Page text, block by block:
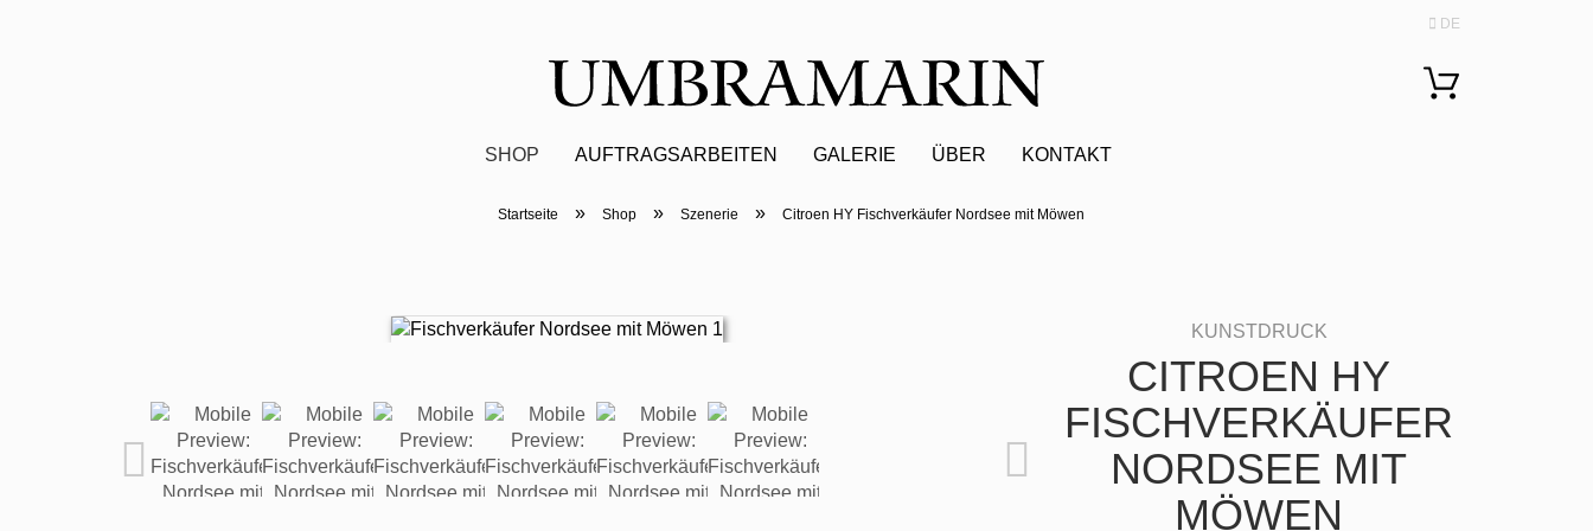
DE
SHOP AUFTRAGSARBEITEN GALERIE ÜBER KONTAKT
Startseite » Shop » Szenerie » Citroen HY Fischverkäufer Nordsee mit Möwen
CITROEN HY
FISCHVERKÄUFER
NORDSEE MIT
MÖWEN